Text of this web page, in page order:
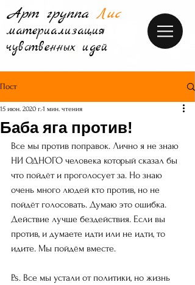
Арт группа Лис
материализация
чувственных идей
Пост
Баба яга против!
15 июн. 2020 г.1 мин. чтения
Все мы против поправок. Лично я не знаю
НИ ОДНОГО человека который сказал бы
что пойдёт и проголосует за. Но знаю
очень много людей кто против, но не
пойдёт голосовать. Думаю это ошибка.
Действие лучше бездействия. Если вы
против, и думаете идти или не идти, то
идите. Мы пойдём вместе.
P.s. Все мы устали от политики, но жизнь